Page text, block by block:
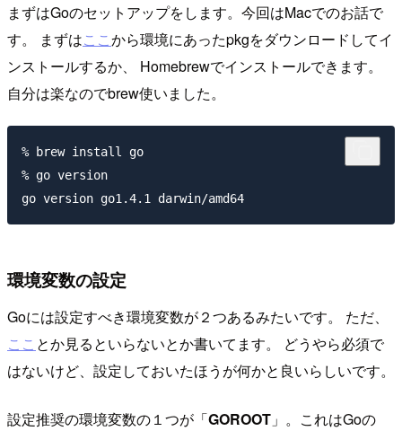
まずはGoのセットアップをします。今回はMacでのお話で
す。 まずはここから環境にあったpkgをダウンロードしてイ
ンストールするか、 Homebrewでインストールできます。
自分は楽なのでbrew使いました。
% brew install go
% go
環境変数の設定
Goには設定すべき環境変数が２つあるみたいです。 ただ、
ここ とか見るといらないとか書いてます。 どうやら必須で
はないけど、設定しておいたほうが何かと良いらしいです。
設定推奨の環境変数の１つが「GOROOT 」。これはGoの